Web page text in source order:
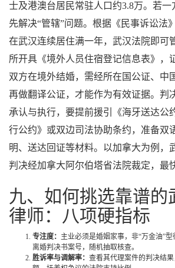
士及港澳台居民常驻人口约3.8万。若一
先解决“管辖”问题。根据《民事诉讼法
在武汉连续居住满一年，武汉法院即可
所开具《境外人员住宿登记信息表》，
双方在境外结婚，需经所在国公证、中
再做翻译公证，才能作为有效证据。判
承认与执行，要提前援引《海牙送达公
行公约》或双边司法协助条约，准备双
明、送达回证等材料。以加拿大为例，
判决经加拿大阿尔伯塔省法院裁定，最
九、如何挑选靠谱的
律师：八项硬指标
专注度： 主业必须是婚姻家事，非“万金油”
离婚判决书案号，随机抽取核查。
胜诉率与调解率： 查看其代理案件的判决结